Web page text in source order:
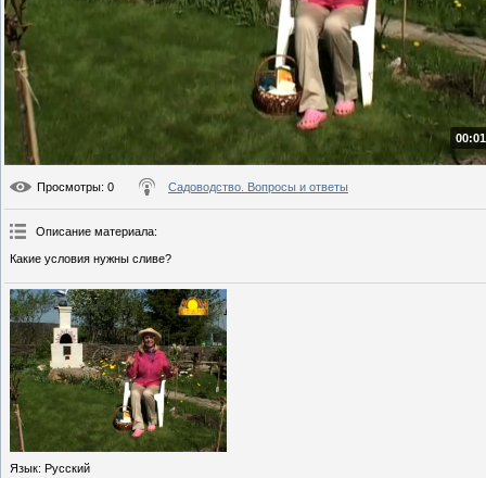
Просмотры: 0 Садоводство. Вопросы и ответы
Описание материала:
Какие условия нужны сливе?
Язык: Русский